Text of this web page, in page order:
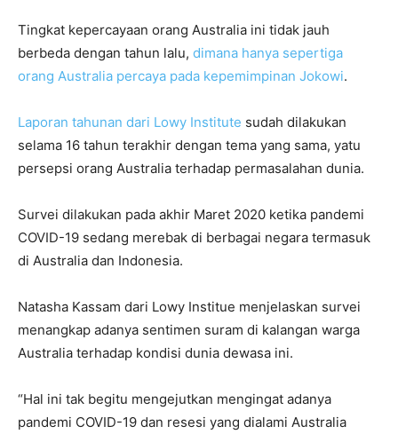
Tingkat kepercayaan orang Australia ini tidak jauh
berbeda dengan tahun lalu, dimana hanya sepertiga
orang Australia percaya pada kepemimpinan Jokowi.
Laporan tahunan dari Lowy Institute sudah dilakukan
selama 16 tahun terakhir dengan tema yang sama, yatu
persepsi orang Australia terhadap permasalahan dunia.
Survei dilakukan pada akhir Maret 2020 ketika pandemi
COVID-19 sedang merebak di berbagai negara termasuk
di Australia dan Indonesia.
Natasha Kassam dari Lowy Institue menjelaskan survei
menangkap adanya sentimen suram di kalangan warga
Australia terhadap kondisi dunia dewasa ini.
“Hal ini tak begitu mengejutkan mengingat adanya
pandemi COVID-19 dan resesi yang dialami Australia